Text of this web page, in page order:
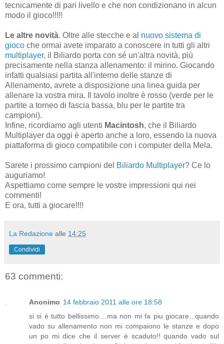
tecnicamente di pari livello e che non condizionano in alcun
modo il gioco!!!!!
Le altre novità. Oltre alle stecche e al nuovo sistema di
gioco che ormai avete imparato a conoscere in tutti gli altri
multiplayer, il Biliardo porta con sé un'altra novità, più
precisamente nella stanza allenamento: il mirino. Giocando
infatti qualsiasi partita all'interno delle stanze di
Allenamento, avrete a disposizione una linea guida per
allenare la vostra mira. Il tavolo inoltre è rosso (verde per le
partite a torneo di fascia bassa, blu per le partite tra
campioni).
Infine, ricordiamo agli utenti Macintosh, che il Biliardo
Multiplayer da oggi è aperto anche a loro, essendo la nuova
piattaforma di gioco compatibile con i computer della Mela.
Sarete i prossimo campioni del Biliardo Multiplayer? Ce lo
auguriamo!
Aspettiamo come sempre le vostre impressioni qui nei
commenti!
E ora, tutti a giocare!!!!
La Redazione alle 14:25
Condividi
63 commenti:
Anonimo 14 febbraio 2011 alle ore 18:58
si si è tutto bellissimo....ma non mi fa piu giocare...quando
vado su allenamento non mi compaiono le stanze e dopo
un po mi dice che il server è scaduto!! quando vado sul